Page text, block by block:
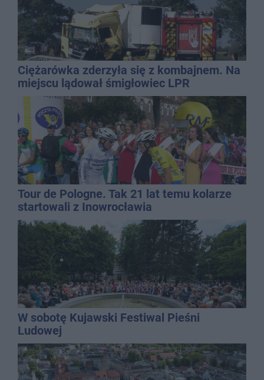
Ciężarówka zderzyła się z kombajnem. Na
miejscu lądował śmigłowiec LPR
Tour de Pologne. Tak 21 lat temu kolarze
startowali z Inowrocławia
W sobotę Kujawski Festiwal Pieśni
Ludowej